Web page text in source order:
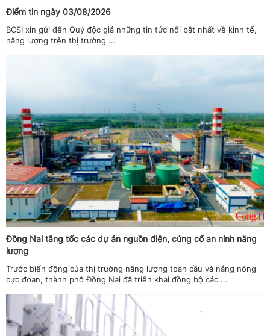
Điểm tin ngày 03/08/2026
BCSI xin gửi đến Quý độc giả những tin tức nổi bật nhất về kinh tế,
năng lượng trên thị trường ...
Đồng Nai tăng tốc các dự án nguồn điện, củng cố an ninh năng
lượng
Trước biến động của thị trường năng lượng toàn cầu và nắng nóng
cực đoan, thành phố Đồng Nai đã triển khai đồng bộ các ...